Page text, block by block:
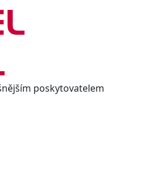
poskytovatelem